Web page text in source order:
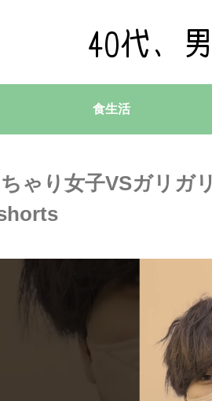
食生活
ちゃり女子VSガリガ